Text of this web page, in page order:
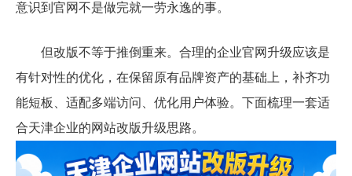
意识到官网不是做完就一劳永逸的事。
但改版不等于推倒重来。合理的企业官网升级应该是
有针对性的优化，在保留原有品牌资产的基础上，补齐功
能短板、适配多端访问、优化用户体验。下面梳理一套适
合天津企业的网站改版升级思路。